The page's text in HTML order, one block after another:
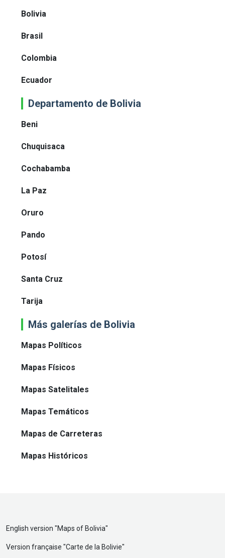
Bolivia
Brasil
Colombia
Ecuador
Departamento de Bolivia
Beni
Chuquisaca
Cochabamba
La Paz
Oruro
Pando
Potosí
Santa Cruz
Tarija
Más galerías de Bolivia
Mapas Políticos
Mapas Físicos
Mapas Satelitales
Mapas Temáticos
Mapas de Carreteras
Mapas Históricos
English version "Maps of Bolivia"
Version française "Carte de la Bolivie"